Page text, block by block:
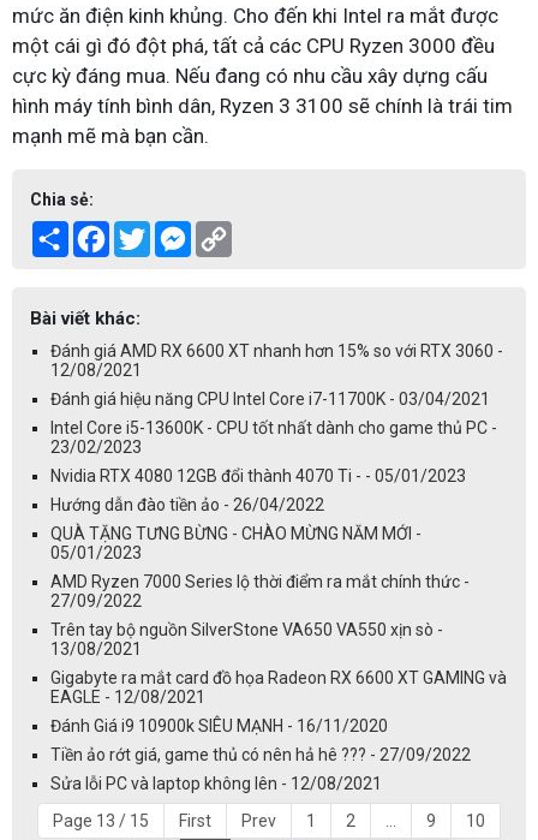
mức ăn điện kinh khủng. Cho đến khi Intel ra mắt được
một cái gì đó đột phá, tất cả các CPU Ryzen 3000 đều
cực kỳ đáng mua. Nếu đang có nhu cầu xây dựng cấu
hình máy tính bình dân, Ryzen 3 3100 sẽ chính là trái tim
mạnh mẽ mà bạn cần.
Chia sẻ:
Share Facebook
TwitterMessenger
Bài viết khác:
Đánh giá AMD RX 6600 XT nhanh hơn 15% so với RTX 3060 -
12/08/2021
Đánh giá hiệu năng CPU Intel Core i7-11700K - 03/04/2021
Intel Core i5-13600K - CPU tốt nhất dành cho game thủ PC -
23/02/2023
Nvidia RTX 4080 12GB đổi thành 4070 Ti - - 05/01/2023
Hướng dẫn đào tiền ảo - 26/04/2022
QUÀ TẶNG TƯNG BỪNG - CHÀO MỪNG NĂM MỚI -
05/01/2023
AMD Ryzen 7000 Series lộ thời điểm ra mắt chính thức -
27/09/2022
Trên tay bộ nguồn SilverStone VA650 VA550 xịn sò -
13/08/2021
Gigabyte ra mắt card đồ họa Radeon RX 6600 XT GAMING và
EAGLE - 12/08/2021
Đánh Giá i9 10900k SIÊU MẠNH - 16/11/2020
Tiền ảo rớt giá, game thủ có nên hả hê ??? - 27/09/2022
Sửa lỗi PC và laptop không lên - 12/08/2021
Page 13 / 15
First Prev 1 2 ... 9
10